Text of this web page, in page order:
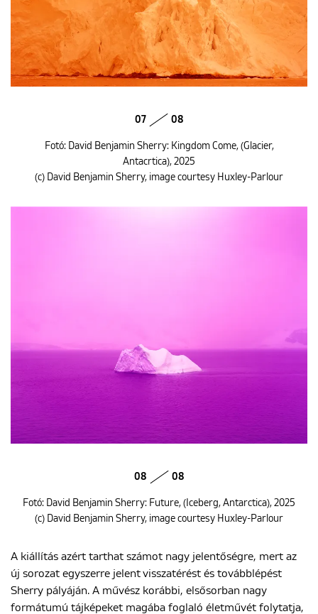
07 08
Fotó: David Benjamin Sherry: Kingdom Come, (Glacier,
Antacrtica), 2025
(c) David Benjamin Sherry, image courtesy Huxley-Parlour
08 08
Fotó: David Benjamin Sherry: Future, (Iceberg, Antarctica), 2025
(c) David Benjamin Sherry, image courtesy Huxley-Parlour
A kiállítás azért tarthat számot nagy jelentőségre, mert az
új sorozat egyszerre jelent visszatérést és továbblépést
Sherry pályáján. A művész korábbi, elsősorban nagy
formátumú tájképeket magába foglaló életművét folytatja,